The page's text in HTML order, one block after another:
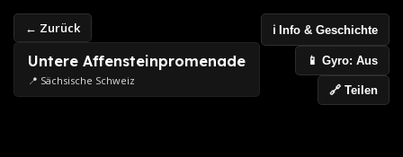
← Zurück
Untere Affensteinpromenade
📍 Sächsische Schweiz
ℹ️ Info & Geschichte
📱 Gyro: Aus
🔗 Teilen